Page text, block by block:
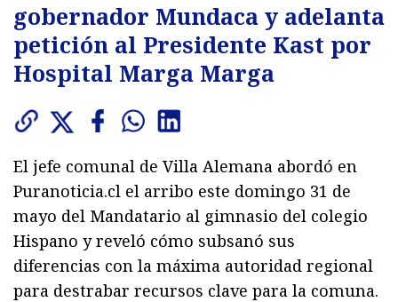
gobernador Mundaca y adelanta
petición al Presidente Kast por
Hospital Marga Marga
El jefe comunal de Villa Alemana abordó en
Puranoticia.cl el arribo este domingo 31 de
mayo del Mandatario al gimnasio del colegio
Hispano y reveló cómo subsanó sus
diferencias con la máxima autoridad regional
para destrabar recursos clave para la comuna.